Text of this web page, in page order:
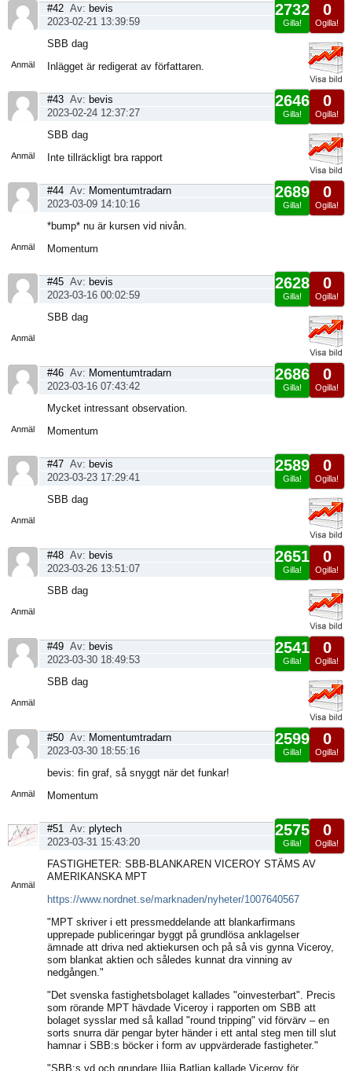
Anmäl
0
Ogilla!
2732
Gilla!
#42 Av: bevis
2023-02-21 13:39:59
SBB dag
Inlägget är redigerat av författaren.
Anmäl
0
Ogilla!
2646
Gilla!
#43 Av: bevis
2023-02-24 12:37:27
SBB dag
Inte tillräckligt bra rapport
Anmäl
0
Ogilla!
2689
Gilla!
#44 Av: Momentumtradarn
2023-03-09 14:10:16
*bump* nu är kursen vid nivån.
Momentum
Anmäl
0
Ogilla!
2628
Gilla!
#45 Av: bevis
2023-03-16 00:02:59
SBB dag
Anmäl
0
Ogilla!
2686
Gilla!
#46 Av: Momentumtradarn
2023-03-16 07:43:42
Mycket intressant observation.
Momentum
Anmäl
0
Ogilla!
2589
Gilla!
#47 Av: bevis
2023-03-23 17:29:41
SBB dag
Anmäl
0
Ogilla!
2651
Gilla!
#48 Av: bevis
2023-03-26 13:51:07
SBB dag
Anmäl
0
Ogilla!
2541
Gilla!
#49 Av: bevis
2023-03-30 18:49:53
SBB dag
Anmäl
0
Ogilla!
2599
Gilla!
#50 Av: Momentumtradarn
2023-03-30 18:55:16
bevis: fin graf, så snyggt när det funkar!
Momentum
Anmäl
0
Ogilla!
2575
Gilla!
#51 Av: plytech
2023-03-31 15:43:20
FASTIGHETER: SBB-BLANKAREN VICEROY STÄMS AV
AMERIKANSKA MPT
https://www.nordnet.se/marknaden/nyheter/1007640567
"MPT skriver i ett pressmeddelande att blankarfirmans
upprepade publiceringar byggt på grundlösa anklagelser
ämnade att driva ned aktiekursen och på så vis gynna Viceroy,
som blankat aktien och således kunnat dra vinning av
nedgången."
"Det svenska fastighetsbolaget kallades "oinvesterbart". Precis
som rörande MPT hävdade Viceroy i rapporten om SBB att
bolaget sysslar med så kallad "round tripping" vid förvärv – en
sorts snurra där pengar byter händer i ett antal steg men till slut
hamnar i SBB:s böcker i form av uppvärderade fastigheter."
"SBB:s vd och grundare Ilija Batljan kallade Viceroy för